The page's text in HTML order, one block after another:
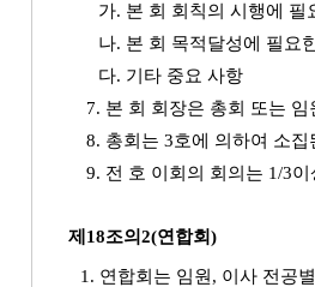
가. 본 회 회칙의 시행에
나. 본 회 목적달성에 필요
다. 기타 중요 사항
7. 본 회 회장은 총회 또는
8. 총회는 3호에 의하여 소
9. 전 호 이회의 회의는 1/3
제18조의2(연합회)
1. 연합회는 임원, 이사 전공